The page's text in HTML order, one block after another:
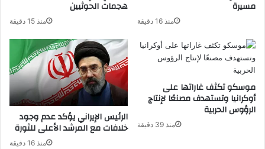
هجمات الحوثيين
منذ 15 دقيقة
مسيرة
منذ 16 دقيقة
الرئيس الإيراني يؤكد عدم وجود
خلافات مع المرشد الأعلى للثورة
منذ 16 دقيقة
موسكو تكثف غاراتها على
أوكرانيا وتستهدف مصنعًا لإنتاج
الرؤوس الحربية
منذ 39 دقيقة